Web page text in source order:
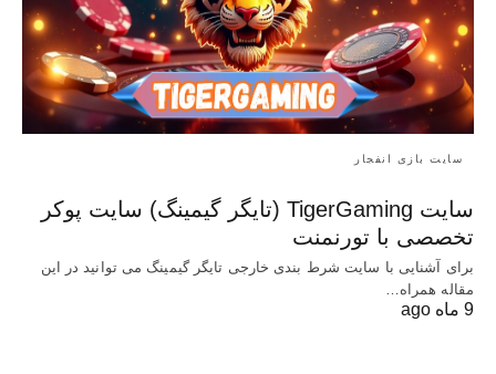
سایت بازی انفجار
سایت TigerGaming (تایگر گیمینگ) سایت پوکر
تخصصی با تورنمنت
برای آشنایی با سایت شرط بندی خارجی تایگر گیمینگ می توانید در این
مقاله همراه…
9 ماه ago